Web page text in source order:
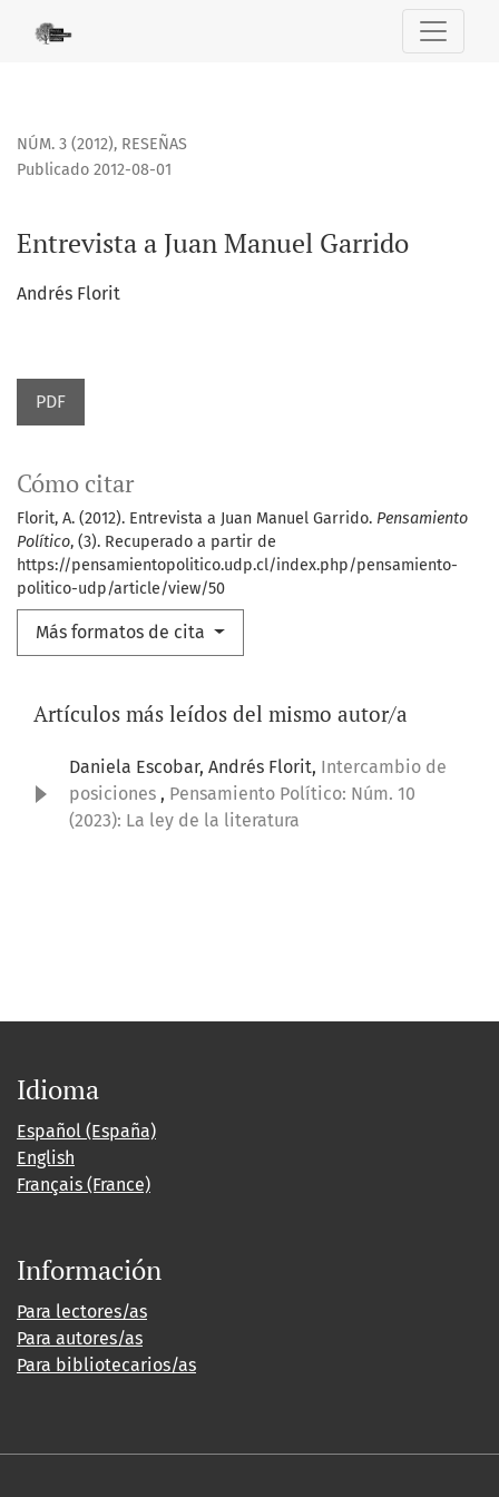
NÚM. 3 (2012), RESEÑAS
Entrevista a Juan Manuel Garrido
Publicado 2012-08-01
Andrés Florit
PDF
Cómo citar
Florit, A. (2012). Entrevista a Juan Manuel Garrido. Pensamiento
Político, (3). Recuperado a partir de
https://pensamientopolitico.udp.cl/index.php/pensamiento-
politico-udp/article/view/50
Más formatos de cita
Artículos más leídos del mismo autor/a
Daniela Escobar, Andrés Florit, Intercambio de
posiciones , Pensamiento Político: Núm. 10
(2023): La ley de la literatura
Idioma
Español (España)
English
Français (France)
Información
Para lectores/as
Para autores/as
Para bibliotecarios/as